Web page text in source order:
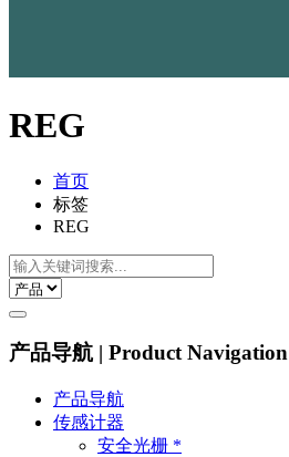
REG
首页
标签
REG
产品导航 | Product Navigation
产品导航
传感计器
安全光栅 *